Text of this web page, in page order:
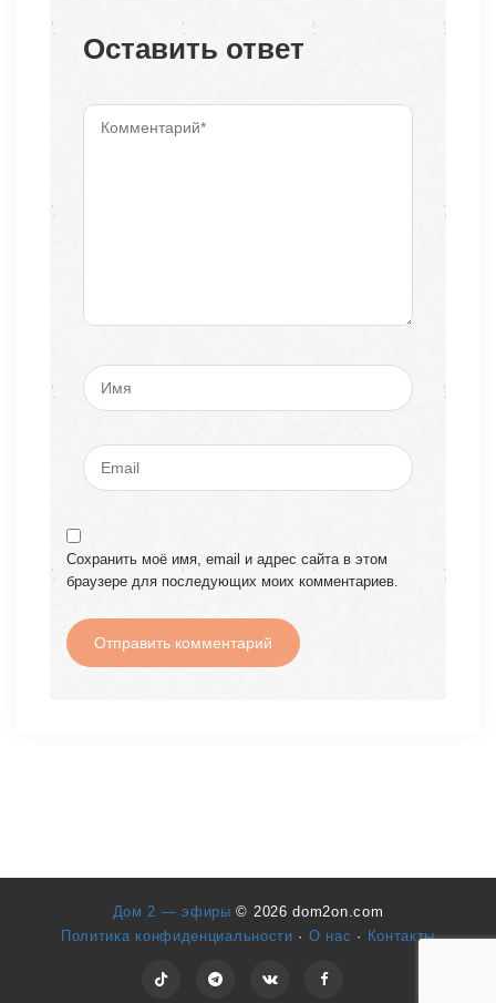
Оставить ответ
Сохранить моё имя, email и адрес сайта в этом
браузере для последующих моих комментариев.
Дом 2 — эфиры© 2026 dom2on.com
Политика конфиденциальности · О нас · Контакты